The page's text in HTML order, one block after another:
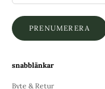
PRENUMERERA
snabblänkar
Byte & Retur